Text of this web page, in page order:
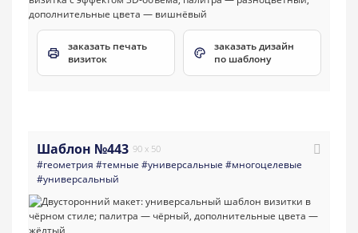
заказать печать
визиток
заказать дизайн
по шаблону
Шаблон №443 90 x 50
#геометрия #темные #универсальные #многоцелевые
#универсальный